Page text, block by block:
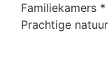
Familiekamers *
Prachtige natuur